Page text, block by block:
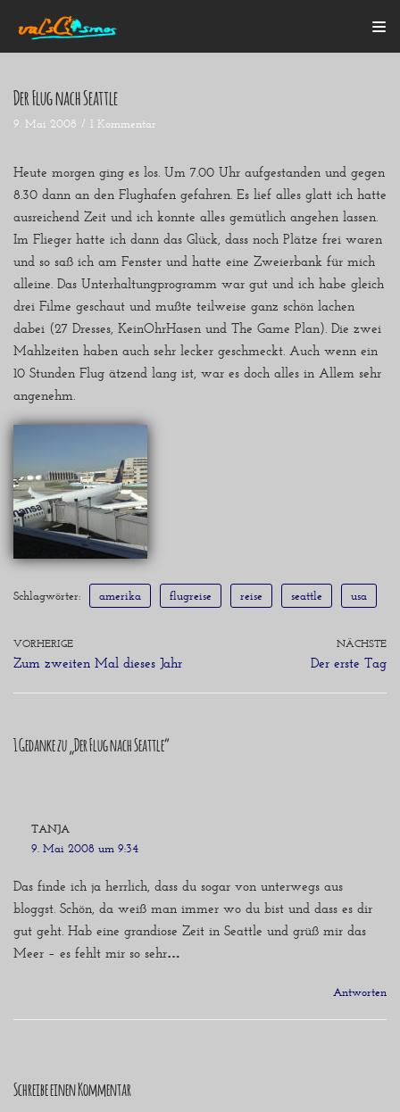
Zum
Inhalt
Startseite
Blogroll
Über mich
Der Flug nach Seattle
9. Mai 2008 1 Kommentar
Heute morgen ging es los. Um 7.00 Uhr aufgestanden und gegen
8.30 dann an den Flughafen gefahren. Es lief alles glatt ich hatte
ausreichend Zeit und ich konnte alles gemütlich angehen lassen.
Im Flieger hatte ich dann das Glück, dass noch Plätze frei waren
und so saß ich am Fenster und hatte eine Zweierbank für mich
alleine. Das Unterhaltungprogramm war gut und ich habe gleich
drei Filme geschaut und mußte teilweise ganz schön lachen
dabei (27 Dresses, KeinOhrHasen und The Game Plan). Die zwei
Mahlzeiten haben auch sehr lecker geschmeckt. Auch wenn ein
10 Stunden Flug ätzend lang ist, war es doch alles in Allem sehr
angenehm.
Schlagwörter: amerika flugreise reise seattle usa
VORHERIGE
Zum zweiten Mal dieses Jahr
NÄCHSTE
Der erste Tag
1 Gedanke zu „Der Flug nach Seattle“
TANJA
9. Mai 2008 um 9:34
Das finde ich ja herrlich, dass du sogar von unterwegs aus
bloggst. Schön, da weiß man immer wo du bist und dass es dir
gut geht. Hab eine grandiose Zeit in Seattle und grüß mir das
Meer – es fehlt mir so sehr…
Antworten
Schreibe einen Kommentar